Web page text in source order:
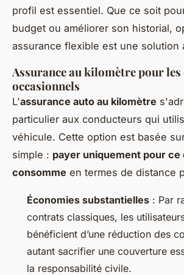
profil est essentiel. Que ce soit
budget ou améliorer son historial,
assurance flexible est une solution
Assurance au kilomètre pour
occasionnels
L'assurance auto au kilomètre
particulier aux conducteurs qui
véhicule. Cette option est basée
simple : payer uniquement pour ce
consomme en termes de distance
Économies substantielles : Par
contrats classiques, les
bénéficient d’une réduction des
autant sacrifier une couverture
la responsabilité civile.